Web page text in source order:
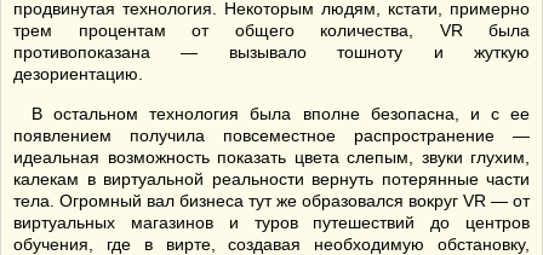
продвинутая технология. Некоторым людям, кстати, примерно
трем процентам от общего количества, VR была
противопоказана — вызывало тошноту и жуткую
дезориентацию.
В остальном технология была вполне безопасна, и с ее
появлением получила повсеместное распространение —
идеальная возможность показать цвета слепым, звуки глухим,
калекам в виртуальной реальности вернуть потерянные части
тела. Огромный вал бизнеса тут же образовался вокруг VR — от
виртуальных магазинов и туров путешествий до центров
обучения, где в вирте, создавая необходимую обстановку,